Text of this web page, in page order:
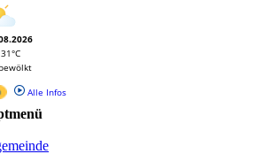
Alle Infos